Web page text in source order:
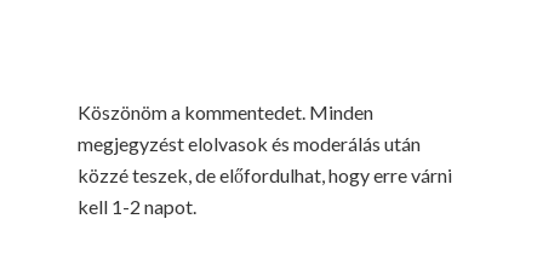
Köszönöm a kommentedet. Minden
megjegyzést elolvasok és moderálás után
közzé teszek, de előfordulhat, hogy erre várni
kell 1-2 napot.